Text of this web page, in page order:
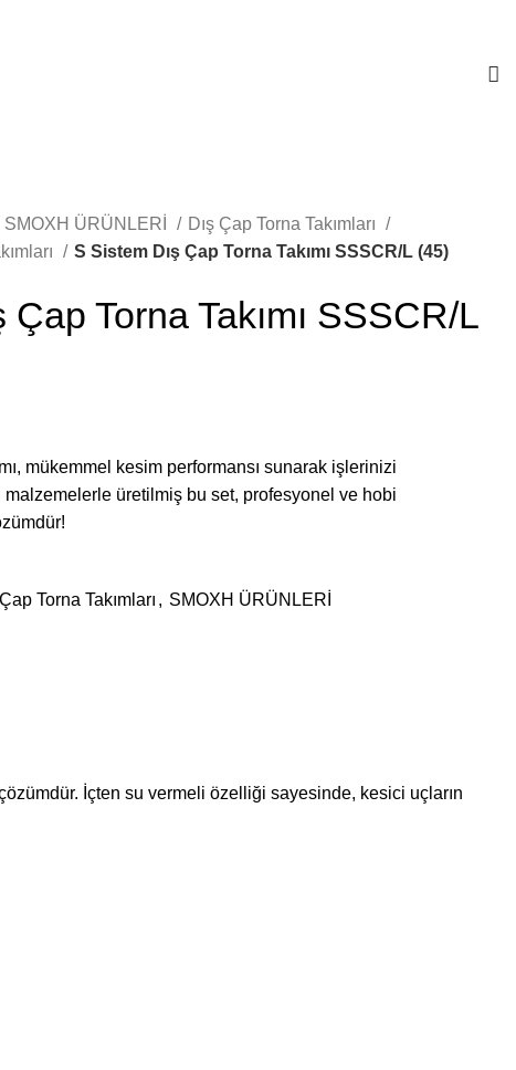
SMOXH ÜRÜNLERİ
Dış Çap Torna Takımları
S Sistem Dış Çap Torna Takımı SSSCR/L (45)
Çap Torna Takımı SSSCR/L
mükemmel kesim performansı sunarak işlerinizi
malzemelerle üretilmiş bu set, profesyonel ve hobi
Torna Takımları , SMOXH ÜRÜNLERİ
İçten su vermeli özelliği sayesinde, kesici uçların